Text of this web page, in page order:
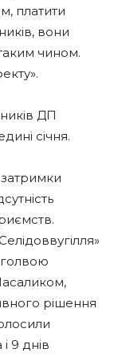
платити
вони
чином.
ДП
січня.
голвою
рішення
9 днів